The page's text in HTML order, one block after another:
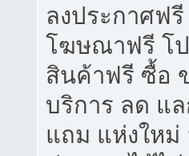
ลงประกาศฟรี
โฆษณาฟรี โ
สินค้าฟรี ซื้อ
บริการ ลด แ
แถม แห่งใหม่